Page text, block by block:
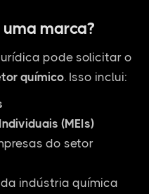
marca?
pode solicitar o
químico. Isso inclui:
(MEIs)
do setor
indústria química